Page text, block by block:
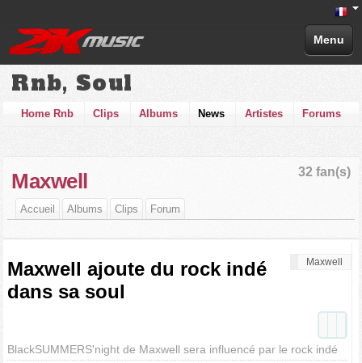
Menu
Rnb, Soul
Home Rnb Clips Albums News Artistes Forums
32 fan(s)
Maxwell
Accueil Albums Clips Forum
Maxwell
Maxwell ajoute du rock indé
dans sa soul
BlackSUMMERS'night de Maxwell sera influencé par le rock indé